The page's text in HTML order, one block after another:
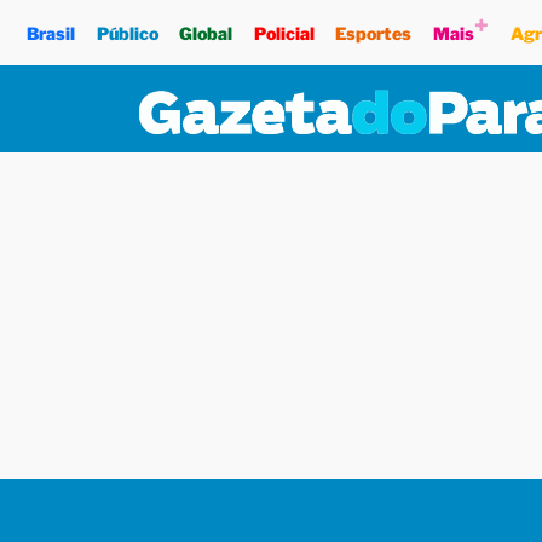
Brasil Público Global Policial Esportes Mais+